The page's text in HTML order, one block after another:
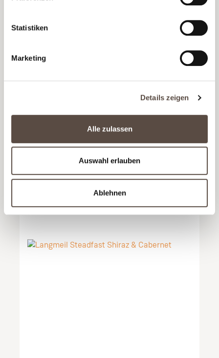
Statistiken
Marketing
Details zeigen
Alle zulassen
Auswahl erlauben
Ablehnen
THE 19TH CHENIN BLANC
Südafrika
Tropischer Genuss aus Stellenbosch für Chenin
Blanc Fans
Ab9,90 €
(13,20 € / Liter)